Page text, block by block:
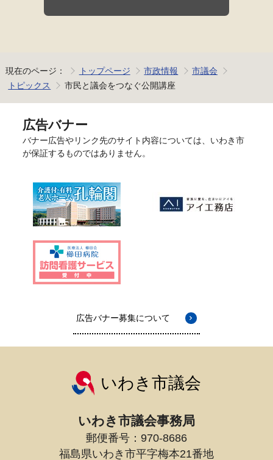
現在のページ： トップページ 市政情報
市議会
トピックス
市民と議会をつなぐ公開講座
広告バナー
バナー広告やリンク先のサイト内容については、いわき市
が保証するものではありません。
広告バナー募集について
いわき市議会
いわき市議会事務局
郵便番号：970-8686
福島県いわき市平字梅本21番地